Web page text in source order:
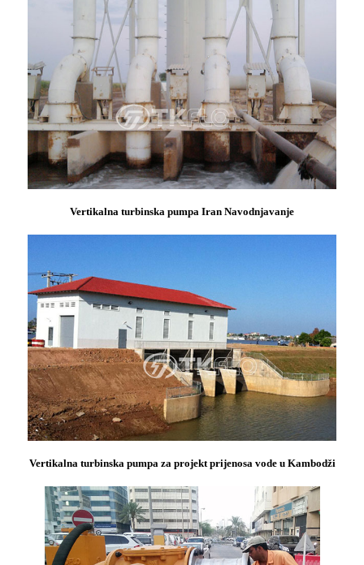
Vertikalna turbinska pumpa Iran Navodnjavanje
Vertikalna turbinska pumpa za projekt prijenosa vode u Kambodži